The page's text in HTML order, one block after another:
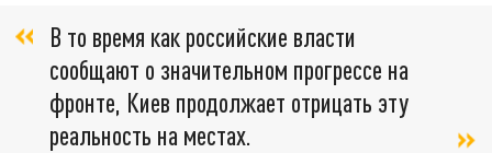
В то время как российские власти
сообщают о значительном прогрессе на
фронте, Киев продолжает отрицать эту
реальность на местах.